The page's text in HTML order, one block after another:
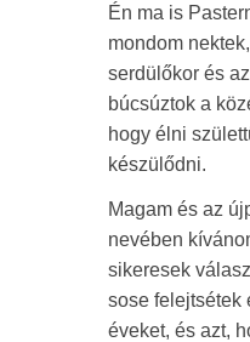
Én ma is
mondom
serdülőkor és
búcsúztok a
hogy élni
készülődni.
Magam és az
nevében
sikeresek
sose felejtsétek
éveket, és azt,